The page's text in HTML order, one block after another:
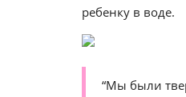
ребенку в воде.
“Мы были